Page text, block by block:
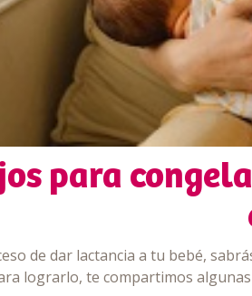
para
de dar lactancia a tu bebé,
lograrlo, te compartimos